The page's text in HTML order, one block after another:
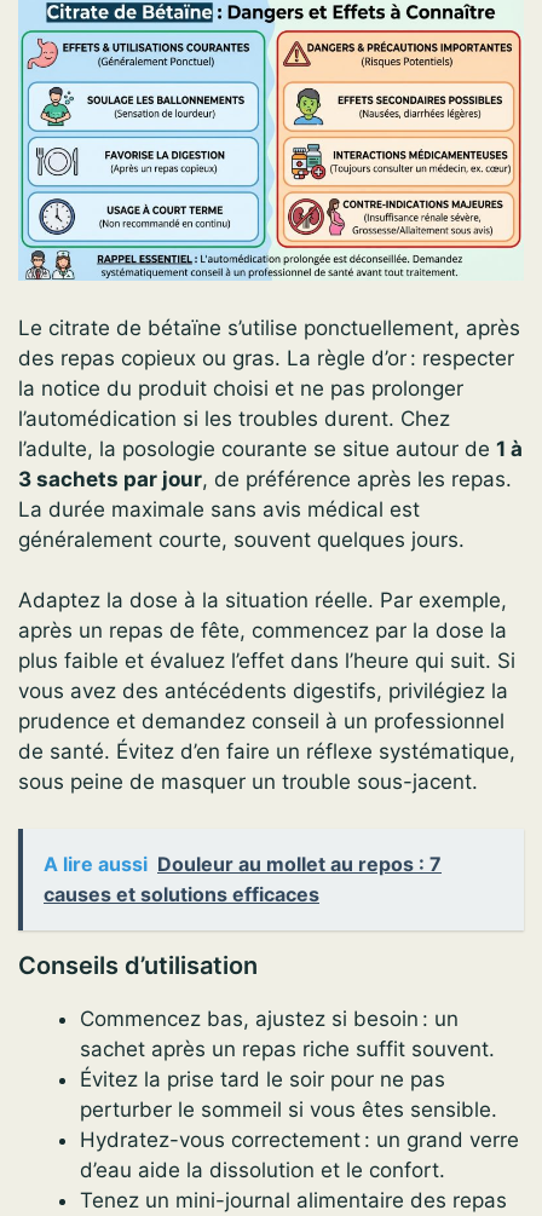
Le citrate de bétaïne s’utilise ponctuellement, après
des repas copieux ou gras. La règle d’or : respecter
la notice du produit choisi et ne pas prolonger
l’automédication si les troubles durent. Chez
l’adulte, la posologie courante se situe autour de 1 à
3 sachets par jour, de préférence après les repas.
La durée maximale sans avis médical est
généralement courte, souvent quelques jours.
Adaptez la dose à la situation réelle. Par exemple,
après un repas de fête, commencez par la dose la
plus faible et évaluez l’effet dans l’heure qui suit. Si
vous avez des antécédents digestifs, privilégiez la
prudence et demandez conseil à un professionnel
de santé. Évitez d’en faire un réflexe systématique,
sous peine de masquer un trouble sous-jacent.
A lire aussi Douleur au mollet au repos : 7
causes et solutions efficaces
Conseils d’utilisation
Commencez bas, ajustez si besoin : un
sachet après un repas riche suffit souvent.
Évitez la prise tard le soir pour ne pas
perturber le sommeil si vous êtes sensible.
Hydratez-vous correctement : un grand verre
d’eau aide la dissolution et le confort.
Tenez un mini-journal alimentaire des repas